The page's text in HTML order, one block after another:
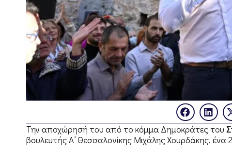
Την αποχώρησή του από το κόμμα Δημοκράτες του
βουλευτής Α’ Θεσσαλονίκης Μιχάλης Χουρδάκης,